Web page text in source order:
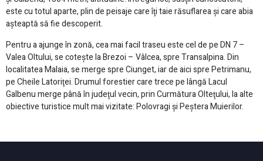
este cu totul aparte, plin de peisaje care îţi taie răsuflarea şi care abia
aşteaptă să fie descoperit.
Pentru a ajunge în zonă, cea mai facil traseu este cel de pe DN 7 –
Valea Oltului, se coteşte la Brezoi – Vâlcea, spre Transalpina. Din
localitatea Malaia, se merge spre Ciunget, iar de aici spre Petrimanu,
pe Cheile Latoriţei. Drumul forestier care trece pe lângă Lacul
Galbenu merge până în judeţul vecin, prin Curmătura Olteţului, la alte
obiective turistice mult mai vizitate: Polovragi şi Peştera Muierilor.